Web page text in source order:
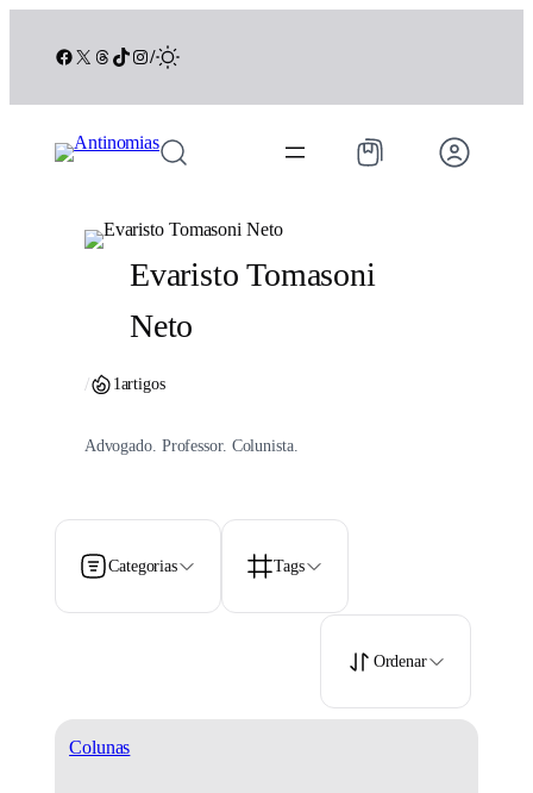
conteúdo
Facebook
X Threads
TikTok
Instagram
/
Evaristo Tomasoni
Neto
/ 1artigos
Advogado. Professor. Colunista.
Categorias Tags
Ordenar
Colunas